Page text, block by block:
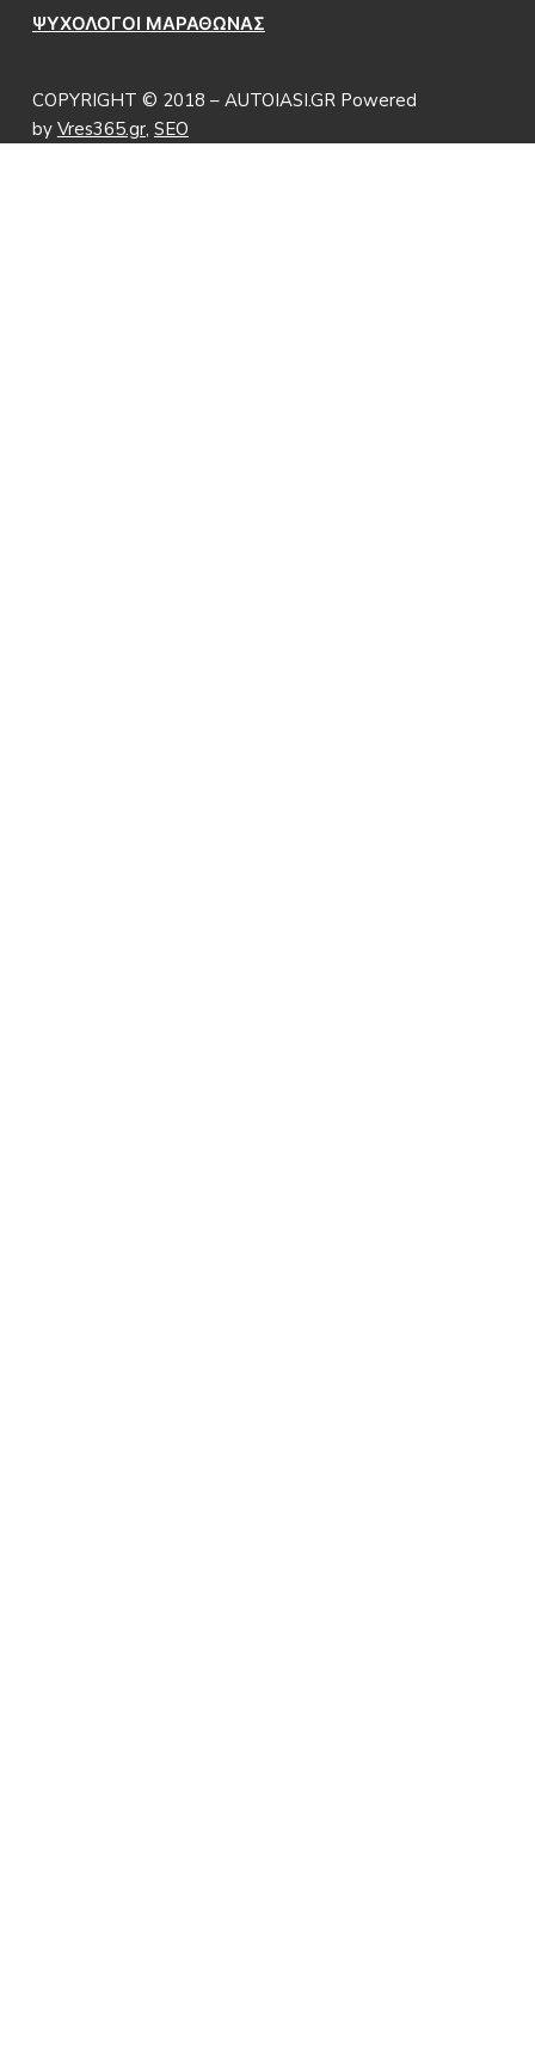
ΨΥΧΟΛΟΓΟΙ ΜΑΡΑΘΩΝΑΣ
COPYRIGHT © 2018 – AUTOIASI.GR Powered
by Vres365.gr, SEO